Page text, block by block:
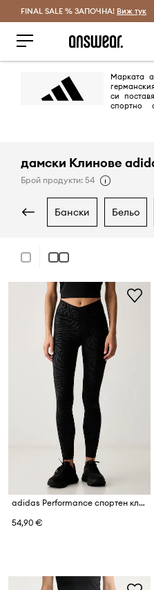
Спестявай с
FINAL SALE % ЗАПОЧНА! Виж тук
Марката
си
спортно
дамски Клинове
Брой продукти: 54
бански бельо
adidas Performance спортен клин дамски All Me Essentials
54,90 €